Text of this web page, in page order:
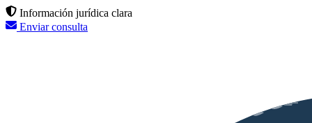
Información jurídica clara
Enviar consulta